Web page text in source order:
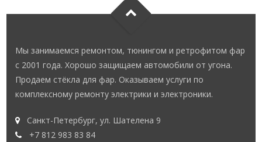
Мы занимаемся ремонтом, тюнингом и ретрофитом фар
с 2001 года. Хорошо защищаем автомобили от угона.
Продаем стёкла для фар. Оказываем услуги по
комплексному ремонту электрики и электроники.
Санкт-Петербург, ул. Шателена 9
+7 812 983 83 84